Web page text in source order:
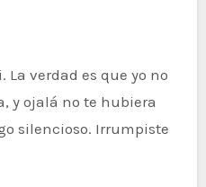
y ojalá no te hubiera
silencioso. Irrumpiste